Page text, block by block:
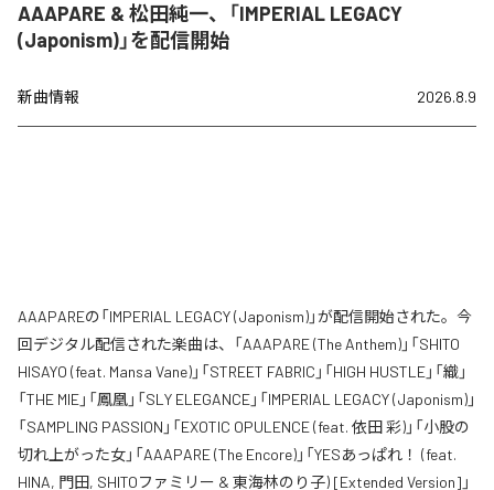
AAAPARE & 松田純一、「IMPERIAL LEGACY
(Japonism)」を配信開始
新曲情報 2026.8.9
AAAPAREの「IMPERIAL LEGACY (Japonism)」が配信開始された。今
回デジタル配信された楽曲は、「AAAPARE (The Anthem)」「SHITO
HISAYO (feat. Mansa Vane)」「STREET FABRIC」「HIGH HUSTLE」「織」
「THE MIE」「鳳凰」「SLY ELEGANCE」「IMPERIAL LEGACY (Japonism)」
「SAMPLING PASSION」「EXOTIC OPULENCE (feat. 依田 彩)」「小股の
切れ上がった女」「AAAPARE (The Encore)」「YESあっぱれ！ (feat.
HINA, 門田, SHITOファミリー & 東海林のり子) [Extended Version]」